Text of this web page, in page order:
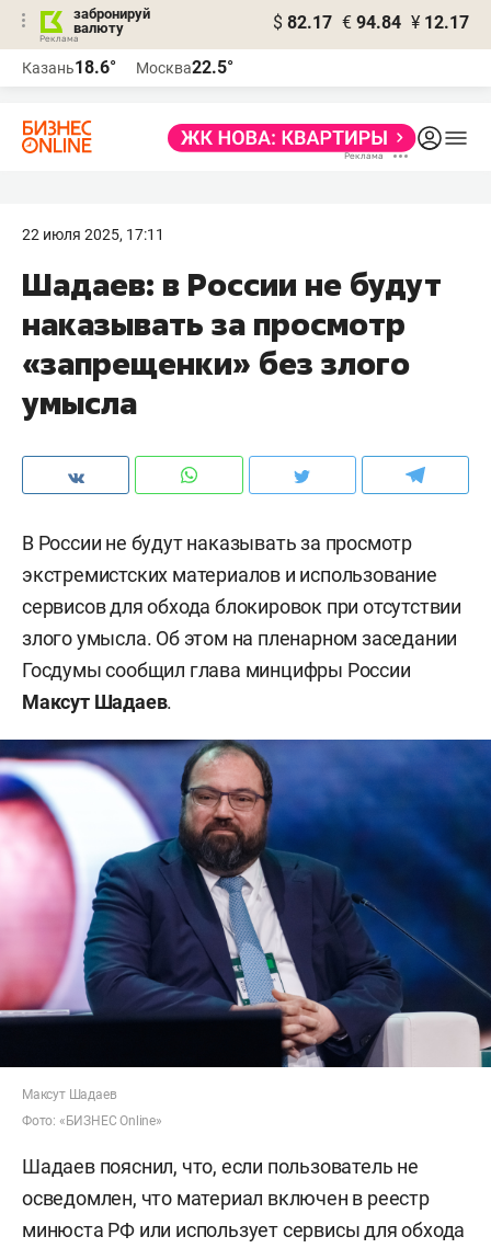
забронируй
валюту
$ 82.17 € 94.84 ¥ 12.17
Казань18.6° Москва22.5°
22 июля 2025, 17:11
Шадаев: в России не будут
наказывать за просмотр
«запрещенки» без злого
умысла
В России не будут наказывать за просмотр
экстремистских материалов и использование
сервисов для обхода блокировок при отсутствии
злого умысла. Об этом на пленарном заседании
Госдумы сообщил глава минцифры России
Максут Шадаев.
Максут Шадаев
Фото: «БИЗНЕС Online»
Шадаев пояснил, что, если пользователь не
осведомлен, что материал включен в реестр
минюста РФ или использует сервисы для обхода